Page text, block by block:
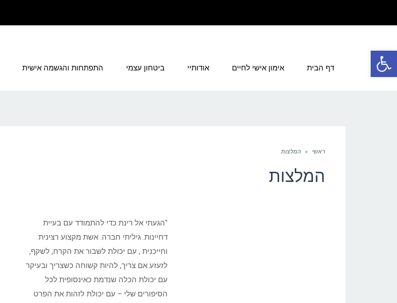
פתח סרגל נגישות
דף הבית אימון אישי לחיים אודותיי ביטחון עצמי התפתחות והגשמה אישית
ראשי » המלצות
המלצות
"הגעתי אל רינת כדי להתמודד עם בעיית
דחיינות. גיליתי חברה. אשת מקצוע רצינית
וחייכנית , עם יכולת לשבור את הקרח, לשקף,
לזעזע אם צריך, להיות קשוחה כשצריך ובעיקר
עם יכולת הכלה שנדמת כאינסופית לכל
הסיפורים שלי – עם יכולת לזהות את הפרט